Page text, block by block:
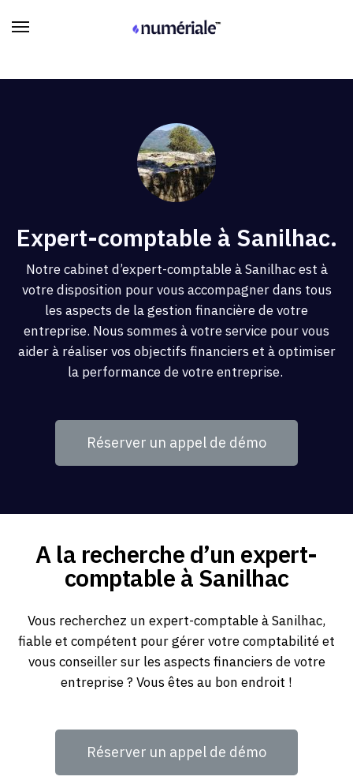
Expert-comptable à Sanilhac.
Notre cabinet d’expert-comptable à Sanilhac est à
votre disposition pour vous accompagner dans tous
les aspects de la gestion financière de votre
entreprise. Nous sommes à votre service pour vous
aider à réaliser vos objectifs financiers et à optimiser
la performance de votre entreprise.
Réserver un appel de démo
A la recherche d’un expert-
comptable à Sanilhac
Vous recherchez un expert-comptable à Sanilhac,
fiable et compétent pour gérer votre comptabilité et
vous conseiller sur les aspects financiers de votre
entreprise ? Vous êtes au bon endroit !
Réserver un appel de démo